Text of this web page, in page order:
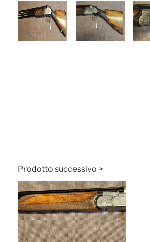
Prodotto successivo >